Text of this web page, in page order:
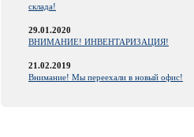
склада!
29.01.2020
ВНИМАНИЕ! ИНВЕНТАРИЗАЦИЯ!
21.02.2019
Внимание! Мы переехали в новый офис!